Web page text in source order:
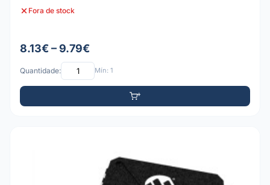
Fora de stock
8.13€ – 9.79€
Quantidade: Mín: 1